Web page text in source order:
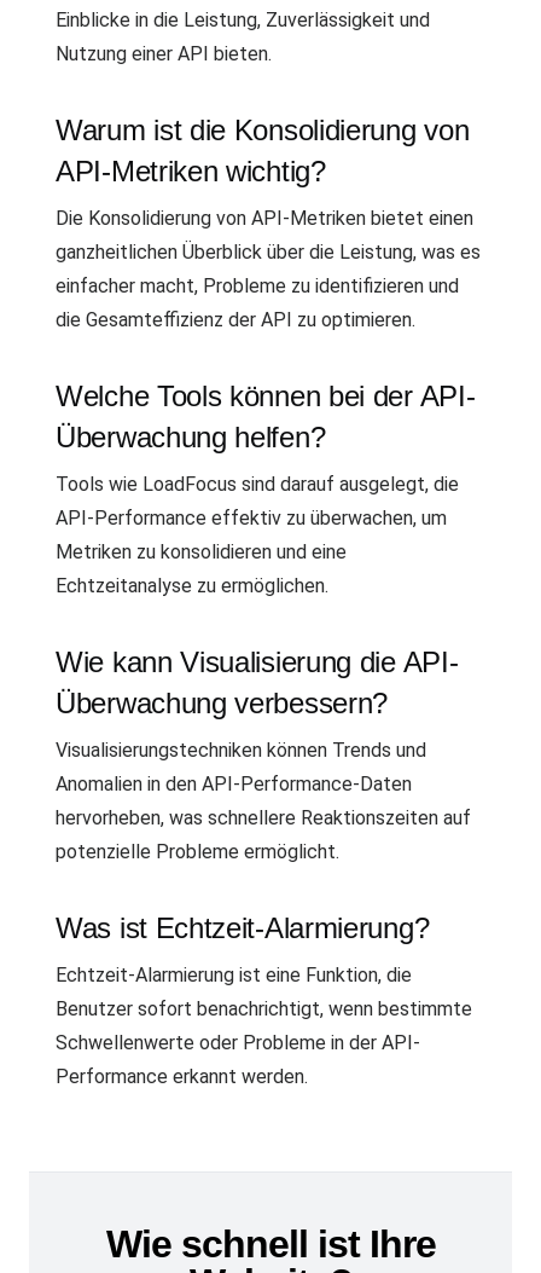
Einblicke in die Leistung, Zuverlässigkeit und
Nutzung einer API bieten.
Warum ist die Konsolidierung von
API-Metriken wichtig?
Die Konsolidierung von API-Metriken bietet einen
ganzheitlichen Überblick über die Leistung, was es
einfacher macht, Probleme zu identifizieren und
die Gesamteffizienz der API zu optimieren.
Welche Tools können bei der API-
Überwachung helfen?
Tools wie LoadFocus sind darauf ausgelegt, die
API-Performance effektiv zu überwachen, um
Metriken zu konsolidieren und eine
Echtzeitanalyse zu ermöglichen.
Wie kann Visualisierung die API-
Überwachung verbessern?
Visualisierungstechniken können Trends und
Anomalien in den API-Performance-Daten
hervorheben, was schnellere Reaktionszeiten auf
potenzielle Probleme ermöglicht.
Was ist Echtzeit-Alarmierung?
Echtzeit-Alarmierung ist eine Funktion, die
Benutzer sofort benachrichtigt, wenn bestimmte
Schwellenwerte oder Probleme in der API-
Performance erkannt werden.
Wie schnell ist Ihre